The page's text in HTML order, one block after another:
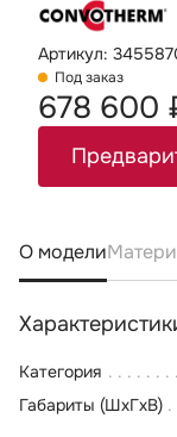
Артикул:
Под заказ
678 600
О модели
Категория
Габариты (ШхГхВ)